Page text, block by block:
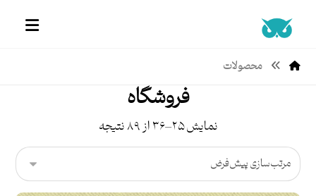
محصولات
فروشگاه
نمایش ۲۵–۳۶ از ۸۹ نتیجه